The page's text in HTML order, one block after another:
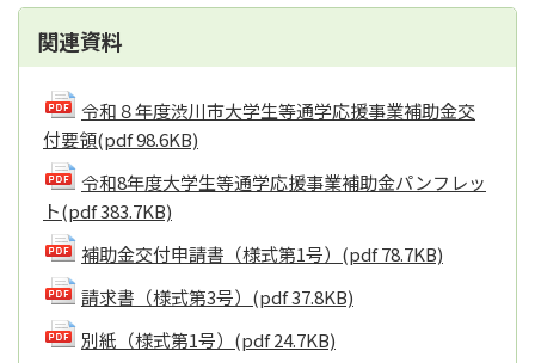
関連資料
令和８年度渋川市大学生等通学応援事業補助金交
付要領(pdf 98.6KB)
令和8年度大学生等通学応援事業補助金パンフレッ
ト(pdf 383.7KB)
補助金交付申請書（様式第1号） (pdf 78.7KB)
請求書（様式第3号） (pdf 37.8KB)
別紙（様式第1号） (pdf 24.7KB)